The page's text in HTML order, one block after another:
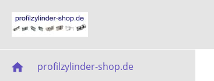
profilzylinder-shop.de